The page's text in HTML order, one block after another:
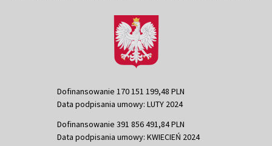
Dofinansowanie 170 151 199,48 PLN
Data podpisania umowy: LUTY 2024
Dofinansowanie 391 856 491,84 PLN
Data podpisania umowy: KWIECIEŃ 2024